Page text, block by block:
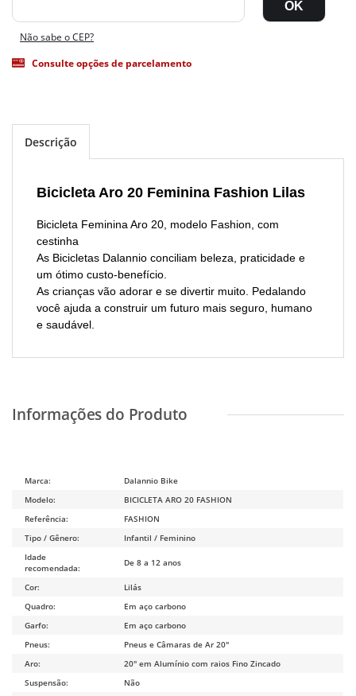
Não sabe o CEP?
Consulte opções de parcelamento
Descrição
Bicicleta Aro 20 Feminina Fashion Lilas
Bicicleta Feminina Aro 20, modelo Fashion, com
cestinha
As Bicicletas Dalannio conciliam beleza, praticidade e
um ótimo custo-benefício.
As crianças vão adorar e se divertir muito. Pedalando
você ajuda a construir um futuro mais seguro, humano
e saudável.
Marca:
Dalannio Bike
Modelo:
BICICLETA ARO 20 FASHION
Referência:
FASHION
Tipo / Gênero:
Infantil / Feminino
Idade
recomendada:
De 8 a 12 anos
Cor:
Lilás
Quadro:
Em aço carbono
Garfo:
Em aço carbono
Pneus:
Pneus e Câmaras de Ar 20"
Aro:
20" em Alumínio com raios Fino Zincado
Suspensão:
Não